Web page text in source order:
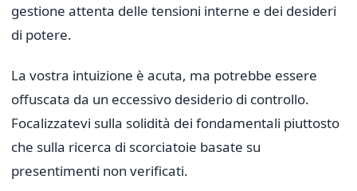
gestione attenta delle tensioni interne e dei desideri
di potere.
La vostra intuizione è acuta, ma potrebbe essere
offuscata da un eccessivo desiderio di controllo.
Focalizzatevi sulla solidità dei fondamentali piuttosto
che sulla ricerca di scorciatoie basate su
presentimenti non verificati.